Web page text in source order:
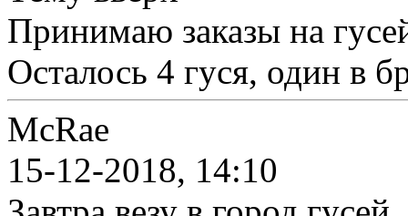
Принимаю заказы на
Осталось 4 гуся, один в
McRae
15-12-2018, 14:10